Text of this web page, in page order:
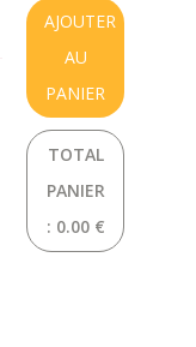
AJOUTER
AU
PANIER
TOTAL
PANIER
: 0.00 €